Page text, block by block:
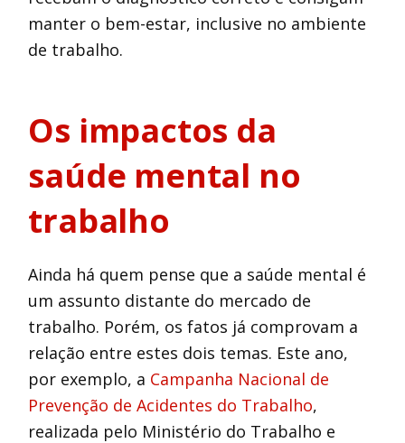
manter o bem-estar, inclusive no ambiente
de trabalho.
Os impactos da
saúde mental no
trabalho
Ainda há quem pense que a saúde mental é
um assunto distante do mercado de
trabalho. Porém, os fatos já comprovam a
relação entre estes dois temas. Este ano,
por exemplo, a Campanha Nacional de
Prevenção de Acidentes do Trabalho,
realizada pelo Ministério do Trabalho e